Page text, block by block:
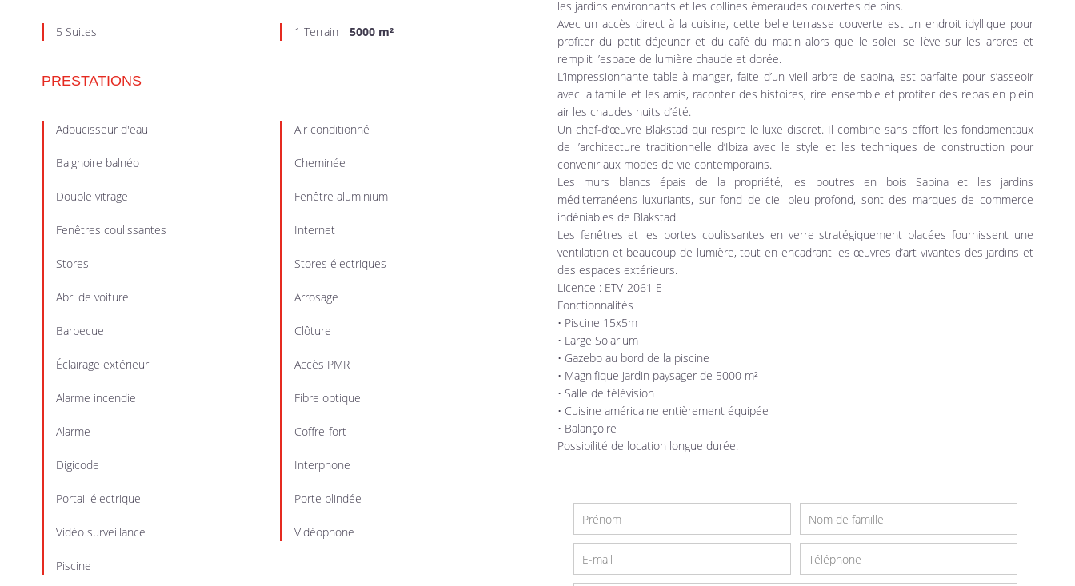
5 Suites 1 Terrain 5000 m²
PRESTATIONS
Adoucisseur d'eau Air conditionné
Baignoire balnéo Cheminée
Double vitrage Fenêtre aluminium
Fenêtres coulissantes Internet
Stores Stores électriques
Abri de voiture Arrosage
Barbecue Clôture
Éclairage extérieur Accès PMR
Alarme incendie Fibre optique
Alarme Coffre-fort
Digicode Interphone
Portail électrique Porte blindée
Vidéo surveillance Vidéophone
Piscine
les jardins environnants et les collines émeraudes couvertes de pins.
Avec un accès direct à la cuisine, cette belle terrasse couverte est un endroit idyllique pour
profiter du petit déjeuner et du café du matin alors que le soleil se lève sur les arbres et
remplit l’espace de lumière chaude et dorée.
L’impressionnante table à manger, faite d’un vieil arbre de sabina, est parfaite pour s’asseoir
avec la famille et les amis, raconter des histoires, rire ensemble et profiter des repas en plein
air les chaudes nuits d’été.
Un chef-d’œuvre Blakstad qui respire le luxe discret. Il combine sans effort les fondamentaux
de l’architecture traditionnelle d’Ibiza avec le style et les techniques de construction pour
convenir aux modes de vie contemporains.
Les murs blancs épais de la propriété, les poutres en bois Sabina et les jardins
méditerranéens luxuriants, sur fond de ciel bleu profond, sont des marques de commerce
indéniables de Blakstad.
Les fenêtres et les portes coulissantes en verre stratégiquement placées fournissent une
ventilation et beaucoup de lumière, tout en encadrant les œuvres d’art vivantes des jardins et
des espaces extérieurs.
Licence : ETV-2061 E
Fonctionnalités
• Piscine 15x5m
• Large Solarium
• Gazebo au bord de la piscine
• Magnifique jardin paysager de 5000 m²
• Salle de télévision
• Cuisine américaine entièrement équipée
• Balançoire
Possibilité de location longue durée.